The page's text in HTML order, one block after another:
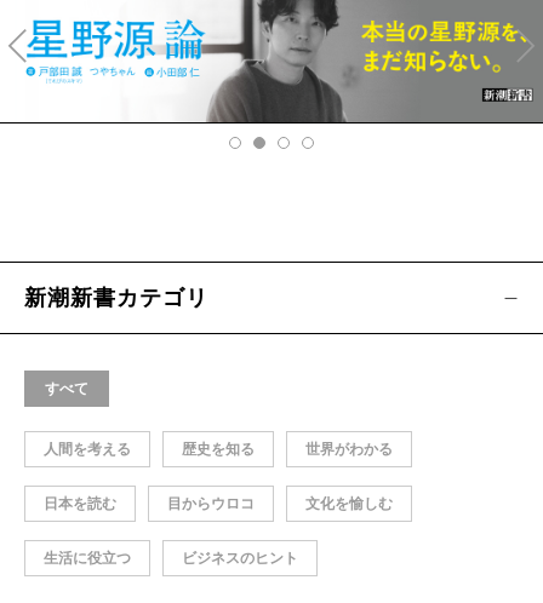
v
Ne
xt
新潮新書カテゴリ
すべて
人間を考える 歴史を知る 世界がわかる
日本を読む 目からウロコ 文化を愉しむ
生活に役立つ ビジネスのヒント